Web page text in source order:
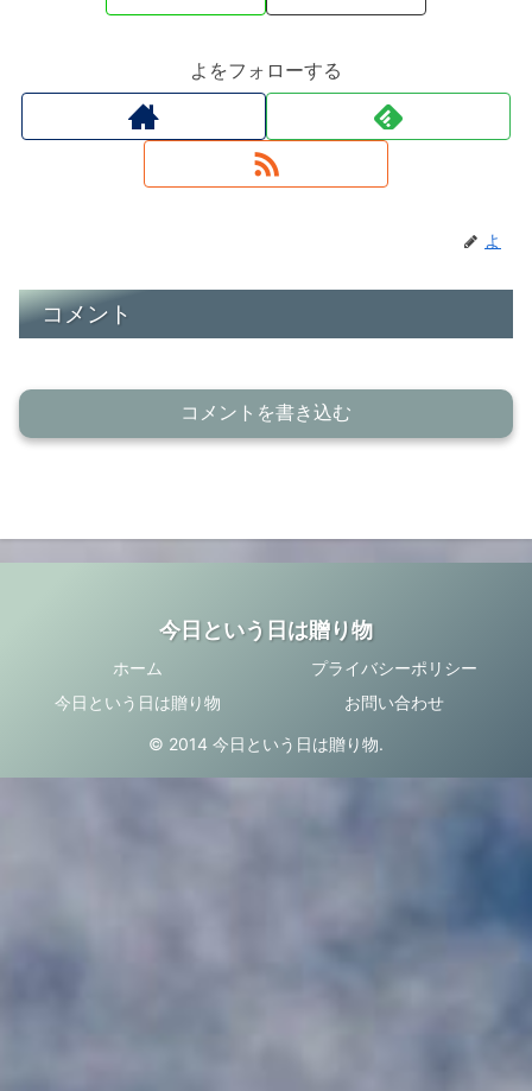
よをフォローする
よ
コメント
コメントを書き込む
今日という日は贈り物
ホーム
プライバシーポリシー
今日という日は贈り物
お問い合わせ
© 2014 今日という日は贈り物.